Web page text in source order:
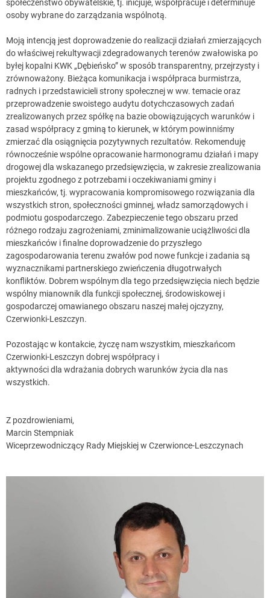
społeczeństwo obywatelskie, tj. inicjuje, współpracuje i determinuje
osoby wybrane do zarządzania wspólnotą.
Moją intencją jest doprowadzenie do realizacji działań zmierzających
do właściwej rekultywacji zdegradowanych terenów zwałowiska po
byłej kopalni KWK „Dębieńsko” w sposób transparentny, przejrzysty i
zrównoważony. Bieżąca komunikacja i współpraca burmistrza,
radnych i przedstawicieli strony społecznej w ww. temacie oraz
przeprowadzenie swoistego audytu dotychczasowych zadań
zrealizowanych przez spółkę na bazie obowiązujących warunków i
zasad współpracy z gminą to kierunek, w którym powinniśmy
zmierzać dla osiągnięcia pozytywnych rezultatów. Rekomenduję
równocześnie wspólne opracowanie harmonogramu działań i mapy
drogowej dla wskazanego przedsięwzięcia, w zakresie zrealizowania
projektu zgodnego z potrzebami i oczekiwaniami gminy i
mieszkańców, tj. wypracowania kompromisowego rozwiązania dla
wszystkich stron, społeczności gminnej, władz samorządowych i
podmiotu gospodarczego. Zabezpieczenie tego obszaru przed
różnego rodzaju zagrożeniami, zminimalizowanie uciążliwości dla
mieszkańców i finalne doprowadzenie do przyszłego
zagospodarowania terenu zwałów pod nowe funkcje i zadania są
wyznacznikami partnerskiego zwieńczenia długotrwałych
konfliktów. Dobrem wspólnym dla tego przedsięwzięcia niech będzie
wspólny mianownik dla funkcji społecznej, środowiskowej i
gospodarczej omawianego obszaru naszej małej ojczyzny,
Czerwionki-Leszczyn.
Pozostając w kontakcie, życzę nam wszystkim, mieszkańcom
Czerwionki-Leszczyn dobrej współpracy i
aktywności dla wdrażania dobrych warunków życia dla nas
wszystkich.
Z pozdrowieniami,
Marcin Stempniak
Wiceprzewodniczący Rady Miejskiej w Czerwionce-Leszczynach